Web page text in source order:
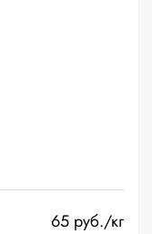
65 руб./кг